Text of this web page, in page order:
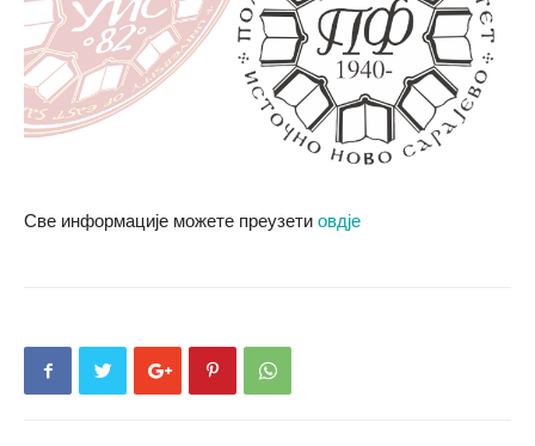
Све информације можете преузети овдје